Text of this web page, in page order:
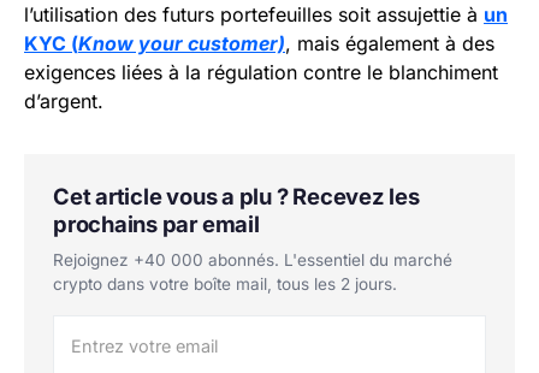
l’utilisation des futurs portefeuilles soit assujettie à un
KYC (Know your customer), mais également à des
exigences liées à la régulation contre le blanchiment
d’argent.
Cet article vous a plu ? Recevez les
prochains par email
Rejoignez +40 000 abonnés. L'essentiel du marché
crypto dans votre boîte mail, tous les 2 jours.